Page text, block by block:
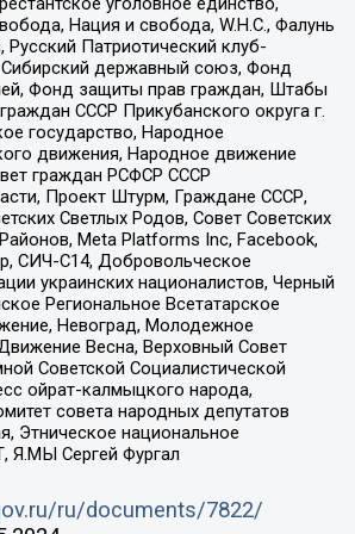
Нация и свобода, W.H.С., Фалунь
Патриотический клуб-
державный союз, Фонд
Фонд защиты прав граждан, Штабы
СССР Прикубанского округа г.
государство, Народное
движения, Народное движение
граждан РСФСР СССР
Проект Штурм, Граждане СССР,
Светлых Родов, Совет Советских
Meta Platforms Inc, Facebook,
СИЧ-С14, Добровольческое
украинских националистов, Черный
Региональное Всетатарское
Невоград, Молодежное
Весна, Верховный Совет
Советской Социалистической
ойрат-калмыцкого народа,
совета народных депутатов
Этническое национальное
Я.МЫ Сергей Фургал
ru/documents/7822/